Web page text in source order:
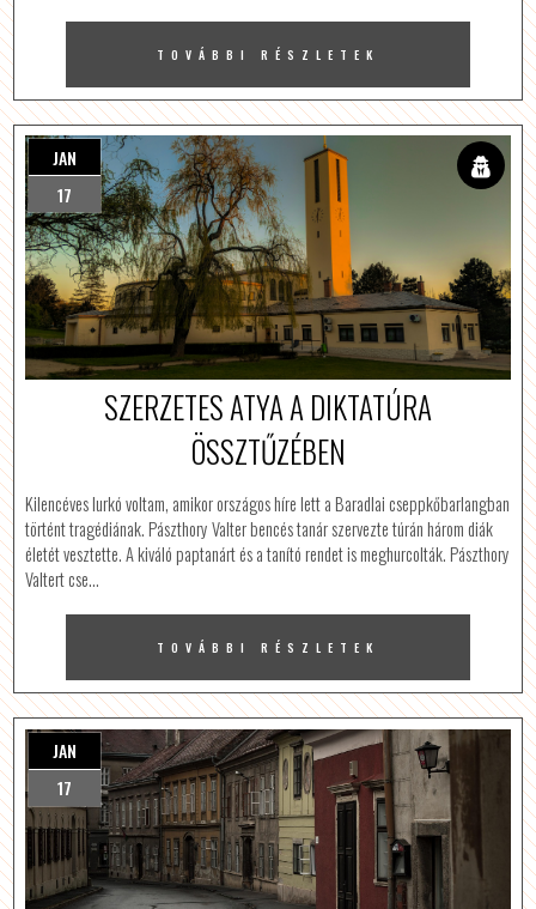
TOVÁBBI RÉSZLETEK
JAN
17
SZERZETES ATYA A DIKTATÚRA
ÖSSZTŰZÉBEN
Kilencéves lurkó voltam, amikor országos híre lett a Baradlai cseppkőbarlangban
történt tragédiának. Pászthory Valter bencés tanár szervezte túrán három diák
életét vesztette. A kiváló paptanárt és a tanító rendet is meghurcolták. Pászthory
Valtert cse…
TOVÁBBI RÉSZLETEK
JAN
17